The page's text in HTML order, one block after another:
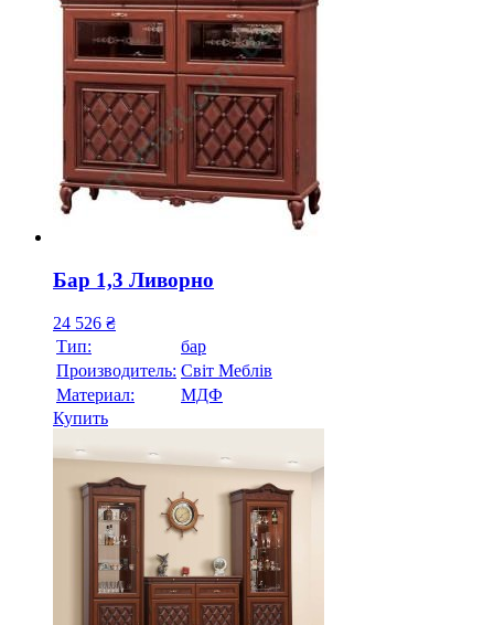
Бар 1,3 Ливорно
24 526 ₴
Тип:
бар
Производитель: Свiт Меблiв
Материал:
МДФ
Купить